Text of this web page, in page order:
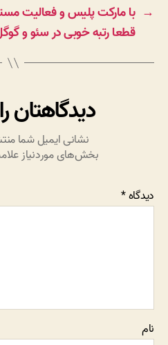
→ با مارکت پلیس و فعالیت
قطعا رتبه خوبی در سئو و
دیدگاهتان
نشانی ایمیل شما
بخش‌های موردنیاز
دیدگاه*
نام